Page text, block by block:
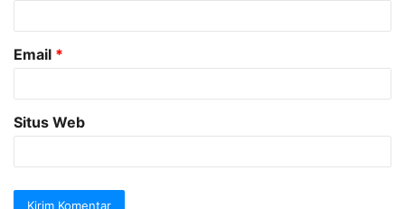
Email *
Situs Web